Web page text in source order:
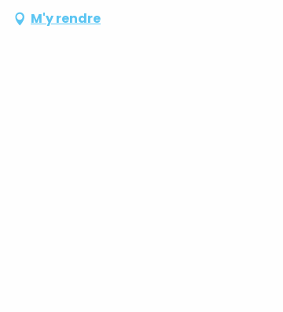
M'y rendre